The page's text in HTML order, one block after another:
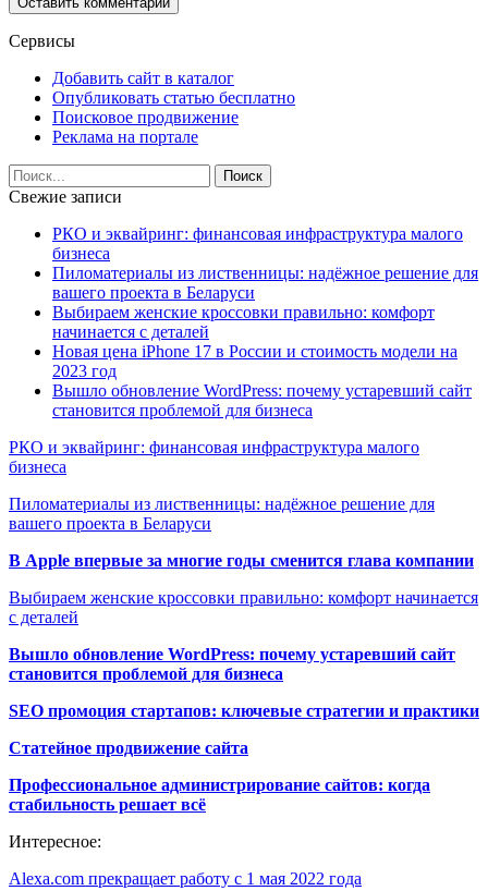
Сервисы
Добавить сайт в каталог
Опубликовать статью бесплатно
Поисковое продвижение
Реклама на портале
Свежие записи
РКО и эквайринг: финансовая инфраструктура малого
бизнеса
Пиломатериалы из лиственницы: надёжное решение для
вашего проекта в Беларуси
Выбираем женские кроссовки правильно: комфорт
начинается с деталей
Новая цена iPhone 17 в России и стоимость модели на
2023 год
Вышло обновление WordPress: почему устаревший сайт
становится проблемой для бизнеса
РКО и эквайринг: финансовая инфраструктура малого
бизнеса
Пиломатериалы из лиственницы: надёжное решение для
вашего проекта в Беларуси
В Apple впервые за многие годы сменится глава компании
Выбираем женские кроссовки правильно: комфорт начинается
с деталей
Вышло обновление WordPress: почему устаревший сайт
становится проблемой для бизнеса
SEO промоция стартапов: ключевые стратегии и практики
Статейное продвижение сайта
Профессиональное администрирование сайтов: когда
стабильность решает всё
Интересное:
Alexa.com прекращает работу с 1 мая 2022 года